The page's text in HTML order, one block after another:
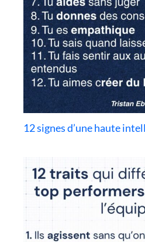
12 signes d’une haute